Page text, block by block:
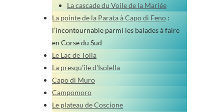
La cascade du Voile de la Mariée
La pointe de la Parata à Capo di Feno :
l’incontournable parmi les balades à faire
en Corse du Sud
Le Lac de Tolla
La presqu’île d’Isolella
Capo di Muro
Campomoro
Le plateau de Coscione